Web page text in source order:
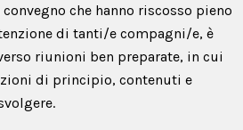
che hanno riscosso pieno
di tanti/e compagni/e, è
riunioni ben preparate, in cui
di principio, contenuti e